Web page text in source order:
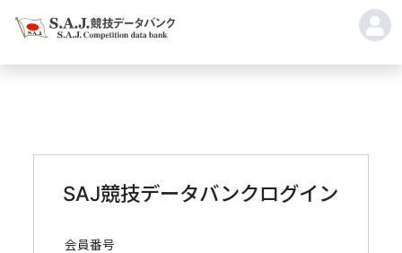
SAJ競技データバンクログイン
会員番号